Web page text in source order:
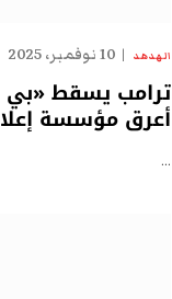
الهدهد 10 نوفمبر، 2025
ترامب يسقط
أعرق مؤسسة
…